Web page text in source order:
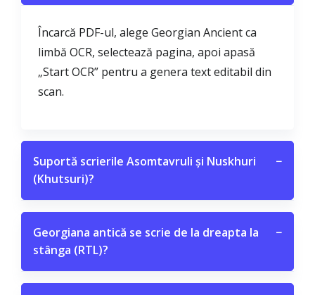
Încarcă PDF-ul, alege Georgian Ancient ca
limbă OCR, selectează pagina, apoi apasă
„Start OCR” pentru a genera text editabil din
scan.
Suportă scrierile Asomtavruli și Nuskhuri
(Khutsuri)?
−
Georgiana antică se scrie de la dreapta la
stânga (RTL)?
−